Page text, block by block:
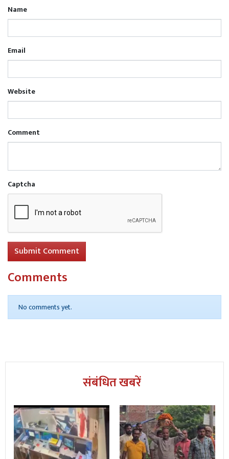
Name
Email
Website
Comment
Captcha
Submit Comment
Comments
No comments yet.
संबंधित खबरें